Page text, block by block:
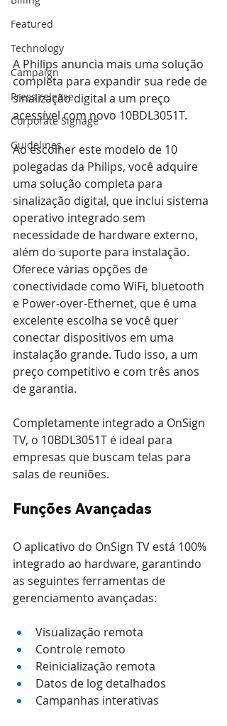
Featured
Technology
Campaign
Press release
Corporate Signage
Guidelines
A Philips anuncia mais uma solução
completa para expandir sua rede de
sinalização digital a um preço
acessível com novo 10BDL3051T.
Ao escolher este modelo de 10
polegadas da Philips, você adquire
uma solução completa para
sinalização digital, que inclui sistema
operativo integrado sem
necessidade de hardware externo,
além do suporte para instalação.
Oferece várias opções de
conectividade como WiFi, bluetooth
e Power-over-Ethernet, que é uma
excelente escolha se você quer
conectar dispositivos em uma
instalação grande. Tudo isso, a um
preço competitivo e com três anos
de garantia.
Completamente integrado a OnSign
TV, o 10BDL3051T é ideal para
empresas que buscam telas para
salas de reuniões.
Funções Avançadas
O aplicativo do OnSign TV está 100%
integrado ao hardware, garantindo
as seguintes ferramentas de
gerenciamento avançadas:
Visualização remota
Controle remoto
Reinicialização remota
Datos de log detalhados
Campanhas interativas